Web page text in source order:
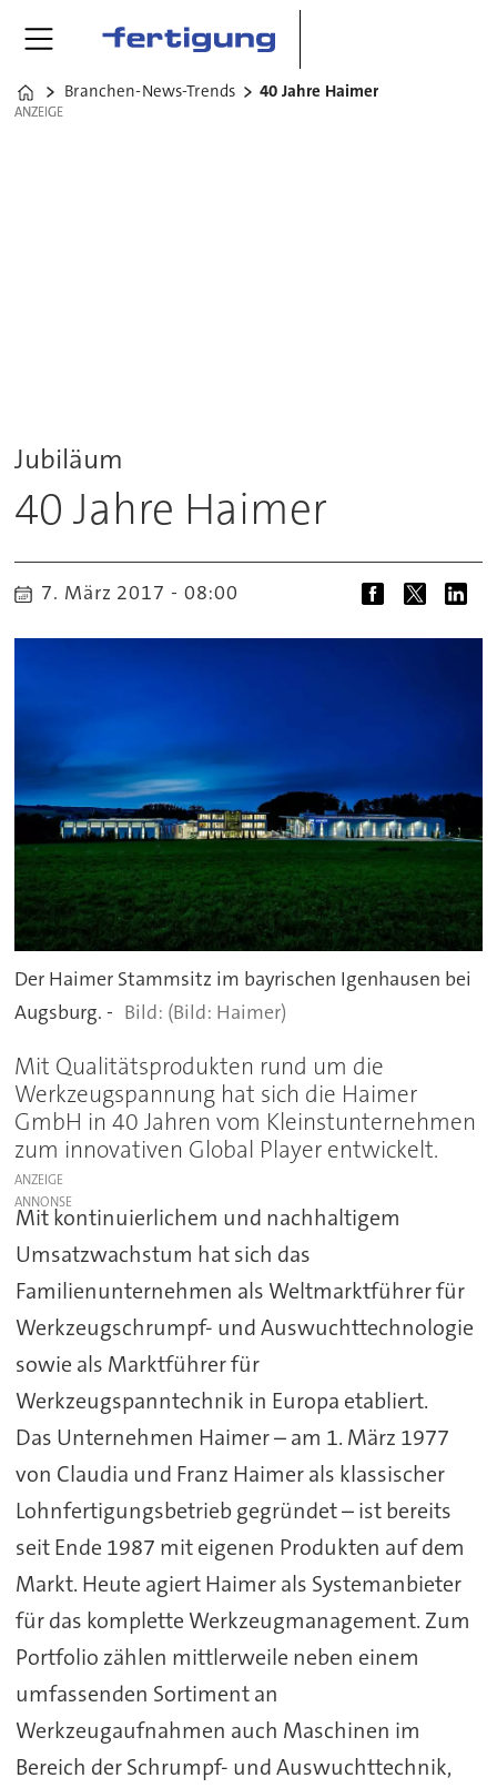
Home
Branchen-News-Trends 40 Jahre Haimer
ANZEIGE
ANZEIGE
Jubiläum
40 Jahre Haimer
7. März 2017 - 08:00
Der Haimer Stammsitz im bayrischen Igenhausen bei
Augsburg. -
(Bild: Haimer)
Mit Qualitätsprodukten rund um die
Werkzeugspannung hat sich die Haimer
GmbH in 40 Jahren vom Kleinstunternehmen
zum innovativen Global Player entwickelt.
ANZEIGE
Mit kontinuierlichem und nachhaltigem
Umsatzwachstum hat sich das
Familienunternehmen als Weltmarktführer für
Werkzeugschrumpf- und Auswuchttechnologie
sowie als Marktführer für
Werkzeugspanntechnik in Europa etabliert.
Das Unternehmen Haimer – am 1. März 1977
von Claudia und Franz Haimer als klassischer
Lohnfertigungsbetrieb gegründet – ist bereits
seit Ende 1987 mit eigenen Produkten auf dem
Markt. Heute agiert Haimer als Systemanbieter
für das komplette Werkzeugmanagement. Zum
Portfolio zählen mittlerweile neben einem
umfassenden Sortiment an
Werkzeugaufnahmen auch Maschinen im
Bereich der Schrumpf- und Auswuchttechnik,